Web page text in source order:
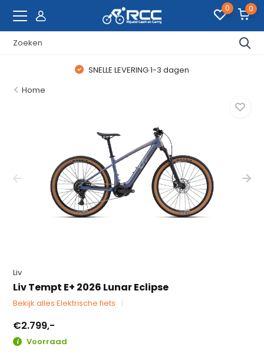
0 0
SNELLE LEVERING 1-3 dagen
Home
Liv
Liv Tempt E+ 2026 Lunar Eclipse
Bekijk alles Elektrische fiets
€2.799,-
Voorraad